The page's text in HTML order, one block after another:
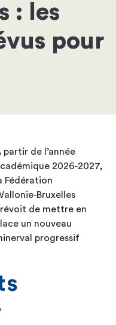
: les
pour
partir de l’année
2026‑2027,
Fédération
de mettre en
un nouveau
progressif